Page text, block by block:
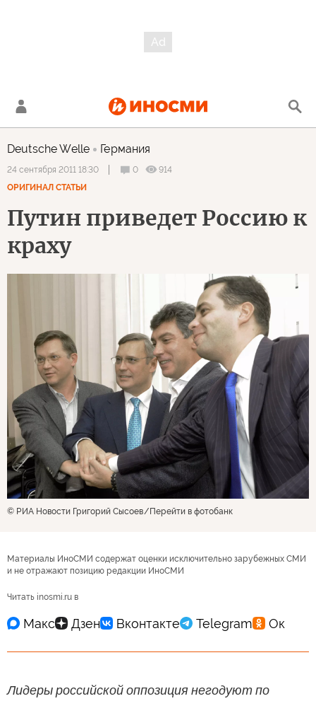
Deutsche Welle Германия
24 сентября 2011 18:30 0
914
ОРИГИНАЛ СТАТЬИ
Путин приведет Россию к
краху
© РИА Новости Григорий Сысоев Перейти в фотобанк
Материалы ИноСМИ содержат оценки исключительно зарубежных СМИ
и не отражают позицию редакции ИноСМИ
Читать inosmi.ru в
Лидеры российской оппозиция негодуют по